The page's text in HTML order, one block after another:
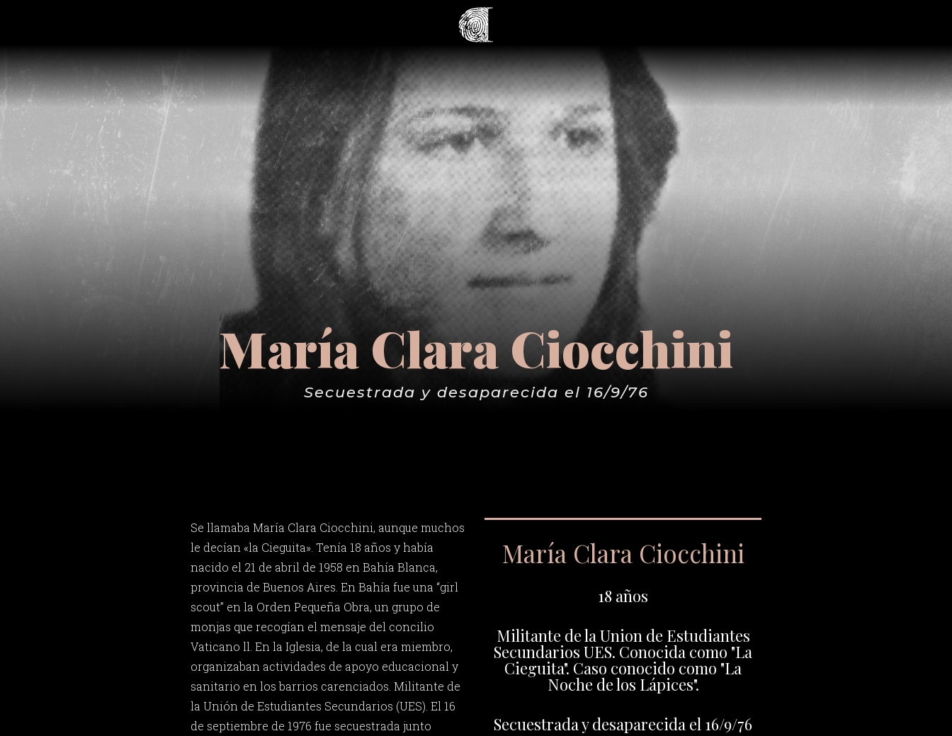
María Clara Ciocchini
Secuestrada y desaparecida el 16/9/76
Se llamaba María Clara Ciocchini, aunque muchos
le decían «la Cieguita». Tenía 18 años y había
nacido el 21 de abril de 1958 en Bahía Blanca,
provincia de Buenos Aires. En Bahía fue una “girl
scout” en la Orden Pequeña Obra, un grupo de
monjas que recogían el mensaje del concilio
Vaticano ll. En la Iglesia, de la cual era miembro,
organizaban actividades de apoyo educacional y
sanitario en los barrios carenciados. Militante de
la Unión de Estudiantes Secundarios (UES). El 16
de septiembre de 1976 fue secuestrada junto
María Clara Ciocchini
18 años
Militante de la Union de Estudiantes
Secundarios UES. Conocida como "La
Cieguita". Caso conocido como "La
Noche de los Lápices".
Secuestrada y desaparecida el 16/9/76